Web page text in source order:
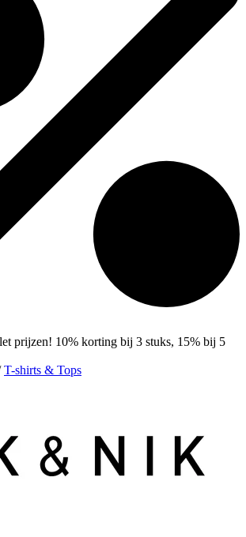
prijzen! 10% korting bij 3 stuks, 15% bij 5
T-shirts & Tops